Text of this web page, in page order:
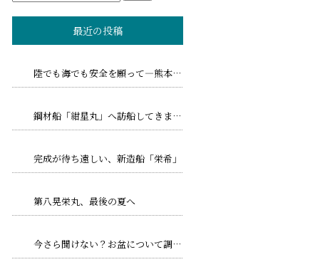
最近の投稿
陸でも海でも安全を願って―熊本地震とトリプル台風への備え
鋼材船「紺星丸」へ訪船してきました！
完成が待ち遠しい、新造船「栄希」
第八晃栄丸、最後の夏へ
今さら聞けない？お盆について調べてみました！